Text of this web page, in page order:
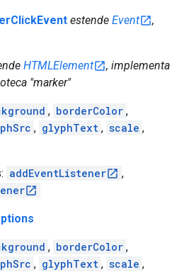
estende Event
,
HTMLElement
, implementa
"marker"
, borderColor ,
, glyphText , scale ,
addEventListener
,
, borderColor ,
, glyphText , scale ,